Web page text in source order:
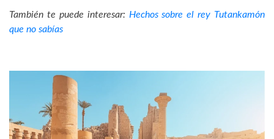
También te puede interesar: Hechos sobre el rey Tutankamón
que no sabías